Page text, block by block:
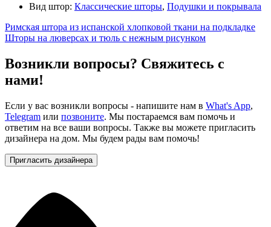
Вид штор: Классические шторы, Подушки и покрывала
Римская штора из испанской хлопковой ткани на подкладке
Шторы на люверсах и тюль с нежным рисунком
Возникли вопросы? Свяжитесь с
нами!
Если у вас возникли вопросы - напишите нам в What's App,
Telegram или позвоните. Мы постараемся вам помочь и
ответим на все ваши вопросы. Также вы можете пригласить
дизайнера на дом. Мы будем рады вам помочь!
Пригласить дизайнера